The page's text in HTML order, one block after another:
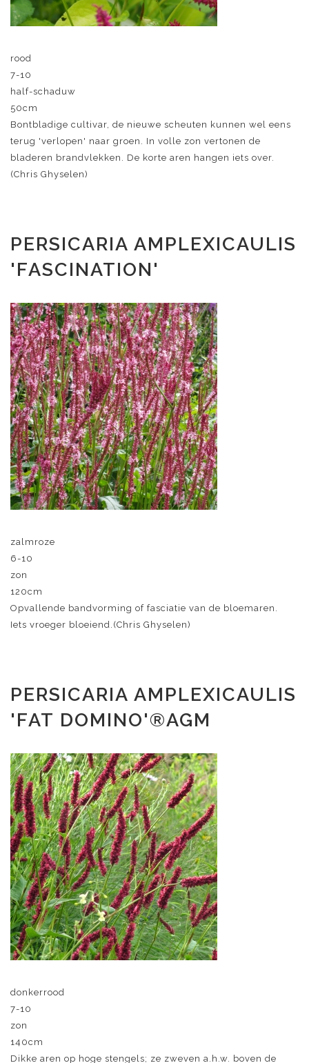
rood
7-10
half-schaduw
50cm
Bontbladige cultivar, de nieuwe scheuten kunnen wel eens
terug 'verlopen' naar groen. In volle zon vertonen de
bladeren brandvlekken. De korte aren hangen iets over.
(Chris Ghyselen)
PERSICARIA AMPLEXICAULIS
'FASCINATION'
zalmroze
6-10
zon
120cm
Opvallende bandvorming of fasciatie van de bloemaren.
Iets vroeger bloeiend.(Chris Ghyselen)
PERSICARIA AMPLEXICAULIS
'FAT DOMINO'®AGM
donkerrood
7-10
zon
140cm
Dikke aren op hoge stengels; ze zweven a.h.w. boven de